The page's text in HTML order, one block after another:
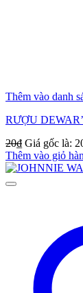
Thêm vào danh
RƯỢU
20₫ Giá gốc là:
Thêm vào giỏ